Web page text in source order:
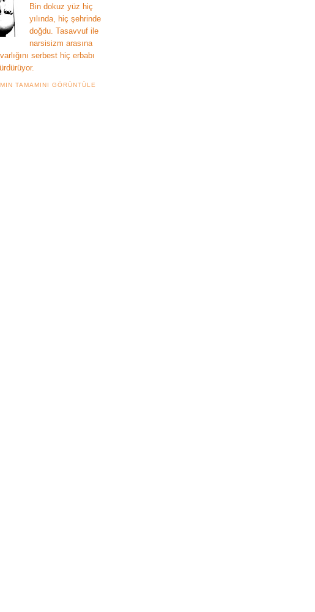
Bin dokuz yüz hiç
yılında, hiç şehrinde
doğdu. Tasavvuf ile
narsisizm arasına
serbest hiç erbabı
TAMAMINI GÖRÜNTÜLE